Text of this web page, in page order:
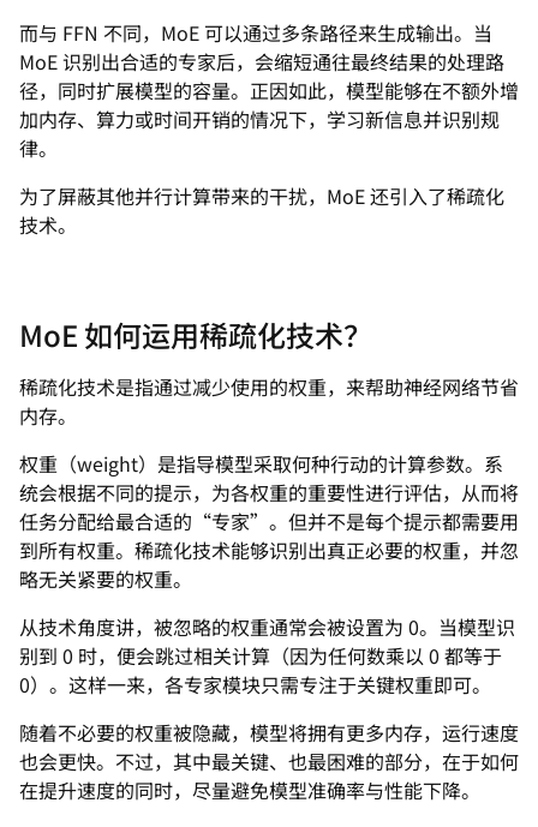
而与 FFN 不同，MoE 可以通过多条路径来生成输出。当
MoE 识别出合适的专家后，会缩短通往最终结果的处理路
径，同时扩展模型的容量。正因如此，模型能够在不额外增
加内存、算力或时间开销的情况下，学习新信息并识别规
律。
为了屏蔽其他并行计算带来的干扰，MoE 还引入了稀疏化
技术。
MoE 如何运用稀疏化技术？
稀疏化技术是指通过减少使用的权重，来帮助神经网络节省
内存。
权重（weight）是指导模型采取何种行动的计算参数。系
统会根据不同的提示，为各权重的重要性进行评估，从而将
任务分配给最合适的“专家”。但并不是每个提示都需要用
到所有权重。稀疏化技术能够识别出真正必要的权重，并忽
略无关紧要的权重。
从技术角度讲，被忽略的权重通常会被设置为 0。当模型识
别到 0 时，便会跳过相关计算（因为任何数乘以 0 都等于
0）。这样一来，各专家模块只需专注于关键权重即可。
随着不必要的权重被隐藏，模型将拥有更多内存，运行速度
也会更快。不过，其中最关键、也最困难的部分，在于如何
在提升速度的同时，尽量避免模型准确率与性能下降。